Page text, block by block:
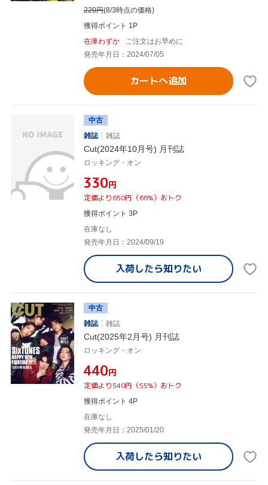
220円(8/3時点の価格)
獲得ポイント 1P
在庫わずか
ご注文はお早めに
発売年月日：2024/07/05
カートへ追加
中古
雑誌
雑誌
Cut(2024年10月号) 月刊誌
ロッキング・オン
¥330円
定価より650円（66%）おトク
獲得ポイント 3P
在庫なし
発売年月日：2024/09/19
入荷したら知りたい
中古
雑誌
雑誌
Cut(2025年2月号) 月刊誌
ロッキング・オン
¥440円
定価より540円（55%）おトク
獲得ポイント 4P
在庫なし
発売年月日：2025/01/20
入荷したら知りたい